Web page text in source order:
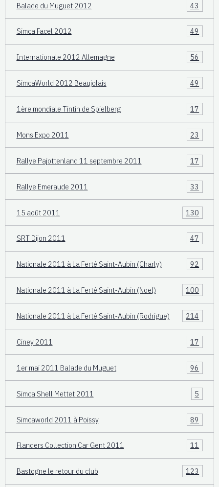
Balade du Muguet 2012 43
Simca Facel 2012 49
Internationale 2012 Allemagne 56
SimcaWorld 2012 Beaujolais 49
1ère mondiale Tintin de Spielberg 17
Mons Expo 2011 23
Rallye Pajottenland 11 septembre 2011 17
Rallye Emeraude 2011 33
15 août 2011 130
SRT Dijon 2011 47
Nationale 2011 à La Ferté Saint-Aubin (Charly) 92
Nationale 2011 à La Ferté Saint-Aubin (Noel) 100
Nationale 2011 à La Ferté Saint-Aubin (Rodrigue) 214
Ciney 2011 17
1er mai 2011 Balade du Muguet 96
Simca Shell Mettet 2011 5
Simcaworld 2011 à Poissy 89
Flanders Collection Car Gent 2011 11
Bastogne le retour du club 123